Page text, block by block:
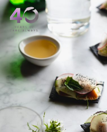
メインコンテンツへスキップ